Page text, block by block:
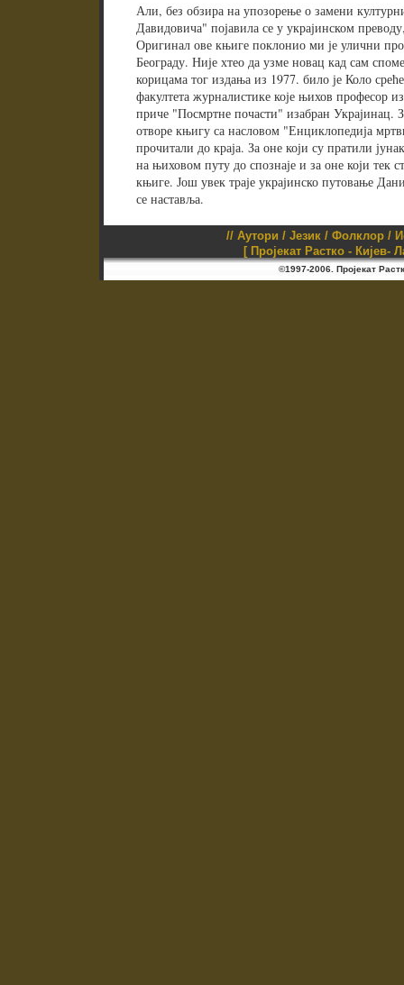
Али, без обзира на упозорење о замени
Давидовича" појавила се у украјинском
Оригинал ове књиге поклонио ми је улични
Београду. Није хтео да узме новац кад сам
корицама тог издања из 1977. било је Коло
факултета журналистике које њихов професор
приче "Посмртне почасти" изабран Украјинац.
отворе књигу са насловом "Енциклопедија
прочитали до краја. За оне који су пратили
на њиховом путу до спознаје и за оне који тек
књиге. Још увек траје украјинско путовање
се наставља.
// Аутори / Језик / Фолклор /
[ Пројекат Растко - Кијев-
©1997-2006. Пројекат